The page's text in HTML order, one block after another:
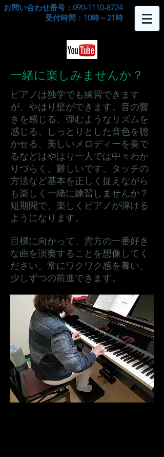
お問い合わせ番号：090-1110-8724
​受付時間：10時～21時
一緒に楽しみませんか？
ピアノは独学でも練習できます
が、やはり壁ができます。音の響
きを感じる、弾むようなリズムを
感じる、しっとりとした音色を聴
かせる、美しいメロディーを奏で
るなどはやはり一人では中々わか
りづらく、難しいです。タッチの
方法など基本を正しく捉えながら
も楽しく一緒に練習しませんか？
短期間で、楽しくピアノが弾ける
ようになります。
目標に向かって、貴方の一番好き
な曲を演奏することを想像してく
ださい。​常にワクワク感を養い、
少しずつの前進できます。